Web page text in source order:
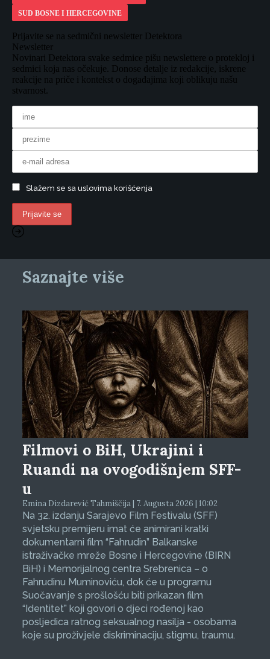
SUD BOSNE I HERCEGOVINE
Prijavite se na sedmični newsletter Detektora
Newsletter
Novinari Detektora svake sedmice pišu newslettere o protekloj i
sedmici koja nas očekuje. Donose detalje iz redakcije, iskrene
reakcije na priče i kontekst o događajima koji oblikuju našu
stvarnost.
Slažem se sa uslovima korišćenja
Saznajte više
Filmovi o BiH, Ukrajini i
Ruandi na ovogodišnjem SFF-
u
Emina Dizdarević Tahmiščija | 7. Augusta 2026 | 10:02
Na 32. izdanju Sarajevo Film Festivalu (SFF)
svjetsku premijeru imat će animirani kratki
dokumentarni film “Fahrudin” Balkanske
istraživačke mreže Bosne i Hercegovine (BIRN
BiH) i Memorijalnog centra Srebrenica – o
Fahrudinu Muminoviću, dok će u programu
Suočavanje s prošlošću biti prikazan film
“Identitet” koji govori o djeci rođenoj kao
posljedica ratnog seksualnog nasilja - osobama
koje su proživjele diskriminaciju, stigmu, traumu.